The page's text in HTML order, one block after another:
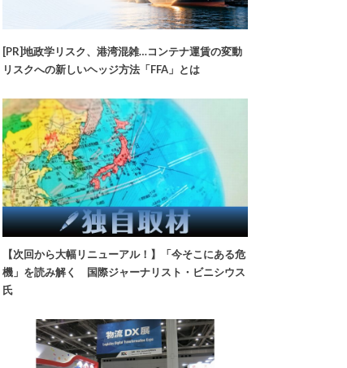
[PR]地政学リスク、港湾混雑…コンテナ運賃の変動
リスクへの新しいヘッジ方法「FFA」とは
【次回から大幅リニューアル！】「今そこにある危
機」を読み解く 国際ジャーナリスト・ビニシウス
氏